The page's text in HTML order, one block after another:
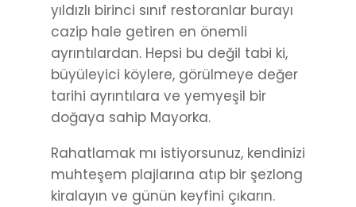
yıldızlı birinci sınıf restoranlar burayı
cazip hale getiren en önemli
ayrıntılardan. Hepsi bu değil tabi ki,
büyüleyici köylere, görülmeye değer
tarihi ayrıntılara ve yemyeşil bir
doğaya sahip Mayorka.
Rahatlamak mı istiyorsunuz, kendinizi
muhteşem plajlarına atıp bir şezlong
kiralayın ve günün keyfini çıkarın.